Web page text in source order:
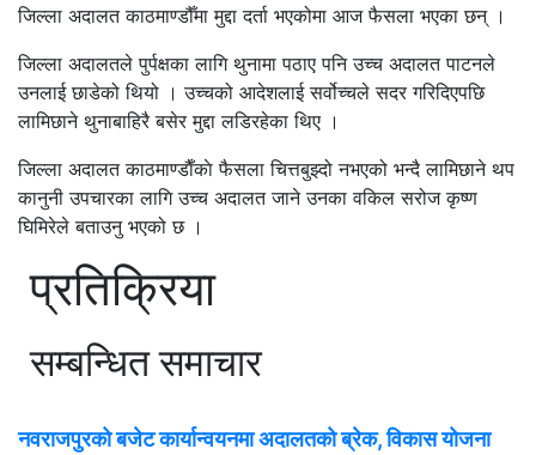
जिल्ला अदालत काठमाण्डौँमा मुद्दा दर्ता भएकोमा आज फैसला भएका छन् ।
जिल्ला अदालतले पुर्पक्षका लागि थुनामा पठाए पनि उच्च अदालत पाटनले
उनलाई छाडेको थियो । उच्चको आदेशलाई सर्वोच्चले सदर गरिदिएपछि
लामिछाने थुनाबाहिरै बसेर मुद्दा लडिरहेका थिए ।
जिल्ला अदालत काठमाण्डाैँकाे फैसला चित्तबुझ्दो नभएको भन्दै लामिछाने थप
कानुनी उपचारका लागि उच्च अदालत जाने उनका वकिल सरोज कृष्ण
घिमिरेले बताउनु भएको छ ।
प्रतिक्रिया
सम्बन्धित समाचार
नवराजपुरको बजेट कार्यान्वयनमा अदालतको ब्रेक, विकास योजना